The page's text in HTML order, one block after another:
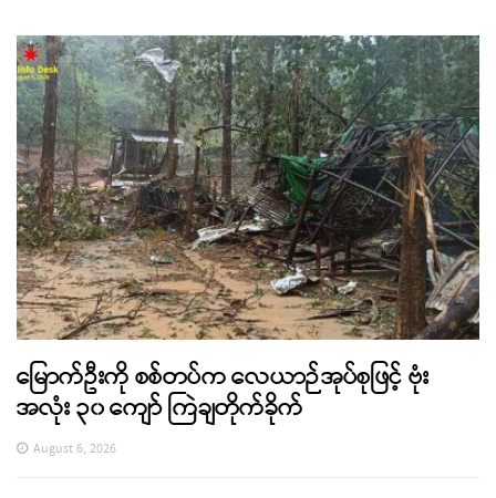
မြောက်ဦးကို စစ်တပ်က လေယာဉ်အုပ်စုဖြင့် ဗုံး
အလုံး ၃၀ ကျော် ကြဲချတိုက်ခိုက်
August 6, 2026